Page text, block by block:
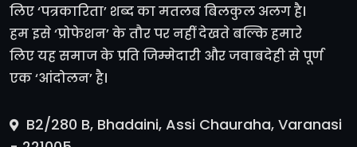
लिए ‘पत्रकारिता’ शब्द का मतलब बिलकुल अलग है।
हम इसे ‘प्रोफेशन’ के तौर पर नहीं देखते बल्कि हमारे
लिए यह समाज के प्रति जिम्मेदारी और जवाबदेही से पूर्ण
एक ‘आंदोलन’ है।
B2/280 B, Bhadaini, Assi Chauraha, Varanasi